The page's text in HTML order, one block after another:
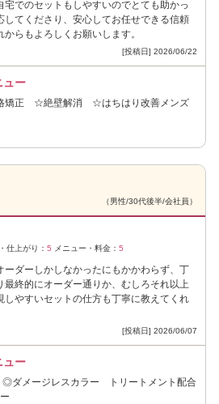
でのセットもしやすいのでとても助かっ
してくださり、安心してお任せできる信頼
らもよろしくお願いします。
[投稿日] 2026/06/22
ュー
矯正 ☆絶壁解消 ☆はちはり改善メンズ
（男性/30代後半/会社員）
仕上がり： 5 メニュー・料金： 5
ーダーしかしなかったにもかかわらず、丁
最終的にオーダー通りか、むしろそれ以上
しやすいセットの仕方も丁寧に教えてくれ
[投稿日] 2026/06/07
ュー
ダメージレスカラー トリートメント配合